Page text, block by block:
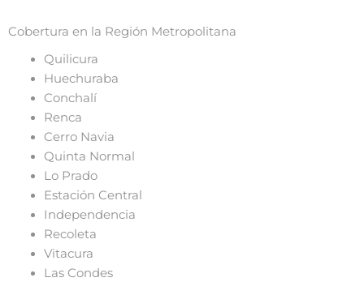
Cobertura en la Región Metropolitana
Quilicura
Huechuraba
Conchalí
Renca
Cerro Navia
Quinta Normal
Lo Prado
Estación Central
Independencia
Recoleta
Vitacura
Las Condes